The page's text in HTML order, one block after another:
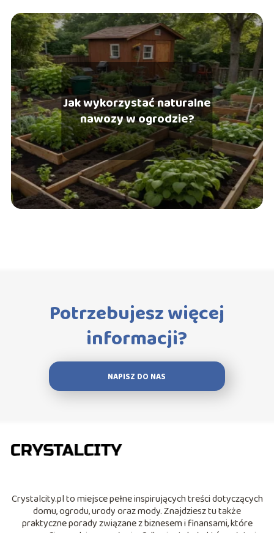
Jak wykorzystać naturalne
nawozy w ogrodzie?
Potrzebujesz więcej
informacji?
NAPISZ DO NAS
Crystalcity.pl to miejsce pełne inspirujących treści dotyczących
domu, ogrodu, urody oraz mody. Znajdziesz tu także
praktyczne porady związane z biznesem i finansami, które